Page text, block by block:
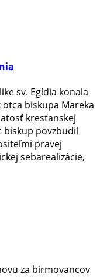
sv. Egídia konala
biskupa Mareka
kresťanskej
biskup povzbudil
pravej
sebarealizácie,
za birmovancov